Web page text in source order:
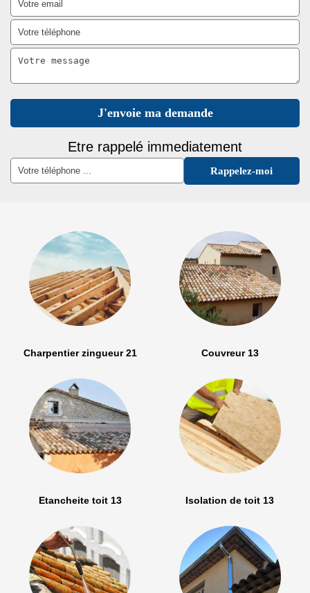
Etre rappelé immediatement
Charpentier zingueur 21 Couvreur 13
Etancheite toit 13 Isolation de toit 13